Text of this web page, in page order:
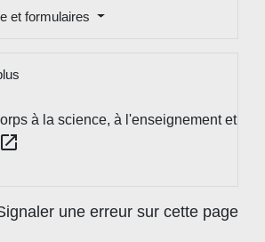
et formulaires
à la science, à l'enseignement et
open_in_new
une erreur sur cette page